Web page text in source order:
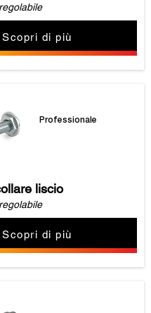
Scopri di più
Professionale
liscio
Scopri di più